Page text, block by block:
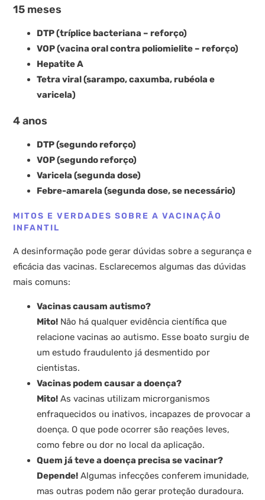
15 meses
DTP (tríplice bacteriana – reforço)
VOP (vacina oral contra poliomielite – reforço)
Hepatite A
Tetra viral (sarampo, caxumba, rubéola e
varicela)
4 anos
DTP (segundo reforço)
VOP (segundo reforço)
Varicela (segunda dose)
Febre-amarela (segunda dose, se necessário)
MITOS E VERDADES SOBRE A VACINAÇÃO
INFANTIL
A desinformação pode gerar dúvidas sobre a segurança e
eficácia das vacinas. Esclarecemos algumas das dúvidas
mais comuns:
Vacinas causam autismo?
Mito! Não há qualquer evidência científica que
relacione vacinas ao autismo. Esse boato surgiu de
um estudo fraudulento já desmentido por
cientistas.
Vacinas podem causar a doença?
Mito! As vacinas utilizam microrganismos
enfraquecidos ou inativos, incapazes de provocar a
doença. O que pode ocorrer são reações leves,
como febre ou dor no local da aplicação.
Quem já teve a doença precisa se vacinar?
Depende! Algumas infecções conferem imunidade,
mas outras podem não gerar proteção duradoura.